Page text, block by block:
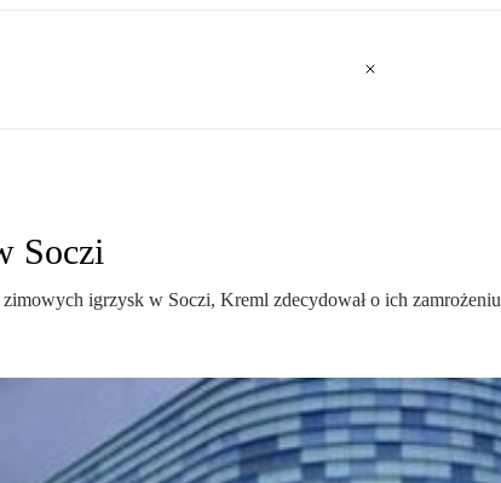
Soczi
igrzysk w Soczi, Kreml zdecydował o ich zamrożeniu